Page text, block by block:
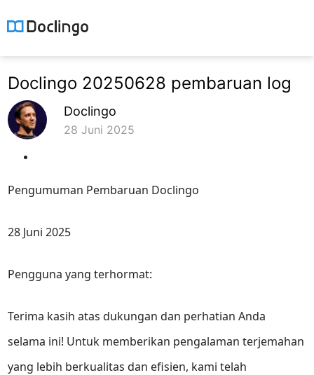
Doclingo 20250628 pembaruan log
Doclingo
28 Juni 2025
Pengumuman Pembaruan Doclingo
28 Juni 2025
Pengguna yang terhormat:
Terima kasih atas dukungan dan perhatian Anda
selama ini! Untuk memberikan pengalaman terjemahan
yang lebih berkualitas dan efisien, kami telah